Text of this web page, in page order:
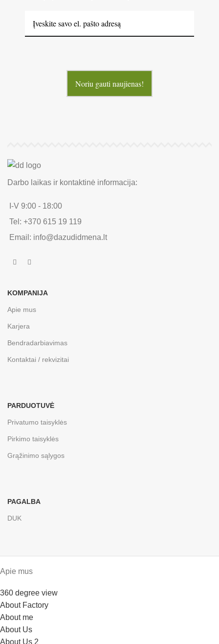
Noriu gauti naujienas!
Darbo laikas ir kontaktinė informacija:
I-V 9:00 - 18:00
Tel: +370 615 19 119
Email: info@dazudidmena.lt
KOMPANIJA
Apie mus
Karjera
Bendradarbiavimas
Kontaktai / rekvizitai
PARDUOTUVĖ
Privatumo taisyklės
Pirkimo taisyklės
Grąžinimo sąlygos
PAGALBA
DUK
Apie mus
360 degree view
About Factory
About me
About Us
About Us 2